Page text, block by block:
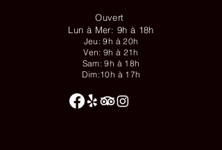
Ouvert
Lun à Mer: 9h à 18h
Jeu: 9h à 20h
Ven: 9h à 21h
Sam: 9h à 18h
Dim:10h à 17h